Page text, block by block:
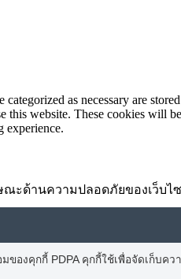
as necessary are
this website. These cookies will
experience.
ะด้านความปลอดภัยของเว็บไ
องคุกกี้ PDPA คุกกี้ใช้เพื่อจัดเก็บค